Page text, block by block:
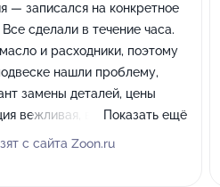
— записался на конкретное
сделали в течение часа.
и расходники, поэтому
нашли проблему,
замены деталей, цены
вежливая, все объяснили.
Показать ещё
с сайта Zoon.ru